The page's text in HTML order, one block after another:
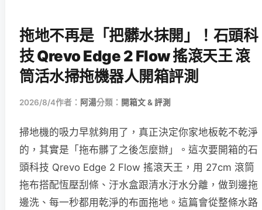
拖地不再是「把髒水抹開」！石頭科
技 Qrevo Edge 2 Flow 搖滾天王 滾
筒活水掃拖機器人開箱評測
2026/8/4作者： 阿湯分類： 開箱文 & 評測
掃地機的吸力早就夠用了，真正決定你家地板乾不乾淨
的，其實是「拖布髒了之後怎麼辦」。這次要開箱的石
頭科技 Qrevo Edge 2 Flow 搖滾天王，用 27cm 滾筒
拖布搭配恆壓刮條、汙水盒跟清水汙水分離，做到邊拖
邊洗、每一秒都用乾淨的布面拖地。這篇會從整條水路